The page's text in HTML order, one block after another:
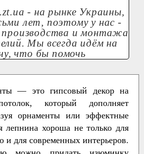
- на рынке Украины,
лет, поэтому у нас -
и монтажа
Мы всегда идём на
что бы помочь
— это гипсовый декор на
который дополняет
орнаменты или эффектные
лепнина хороша не только для
и для современных интерьеров.